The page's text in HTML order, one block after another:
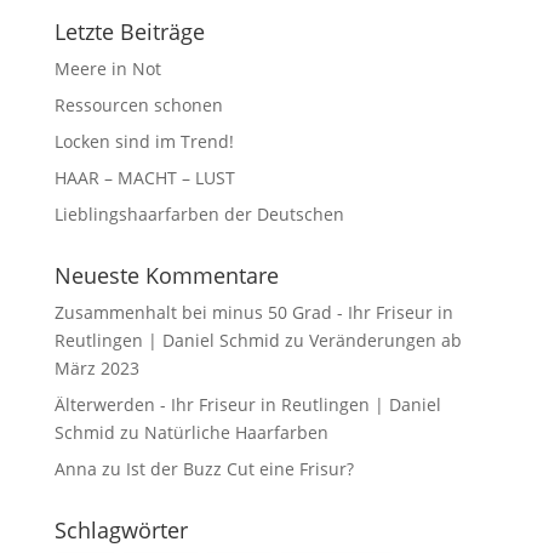
Letzte Beiträge
Meere in Not
Ressourcen schonen
Locken sind im Trend!
HAAR – MACHT – LUST
Lieblingshaarfarben der Deutschen
Neueste Kommentare
Zusammenhalt bei minus 50 Grad - Ihr Friseur in
Reutlingen | Daniel Schmid zu Veränderungen ab
März 2023
Älterwerden - Ihr Friseur in Reutlingen | Daniel
Schmid zu Natürliche Haarfarben
Anna zu Ist der Buzz Cut eine Frisur?
Schlagwörter